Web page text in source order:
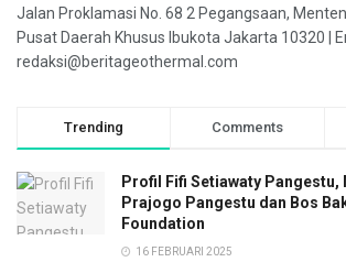
Jalan Proklamasi No. 68 2 Pegangsaan,
Pusat Daerah Khusus Ibukota Jakarta 10320 |
redaksi@beritageothermal.com
Trending Comments
Profil Fifi Setiawaty Pangestu,
Prajogo Pangestu dan Bos
Foundation
16 FEBRUARI 2025